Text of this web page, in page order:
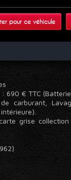
pour ce véhicule
690 € TTC
carburant,
grise collection